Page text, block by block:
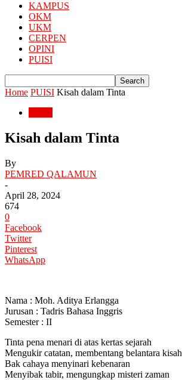
KAMPUS
OKM
UKM
CERPEN
OPINI
PUISI
Home PUISI Kisah dalam Tinta
Kisah dalam Tinta
By
PEMRED QALAMUN
-
April 28, 2024
674
0
Facebook
Twitter
Pinterest
WhatsApp
Nama : Moh. Aditya Erlangga
Jurusan : Tadris Bahasa Inggris
Semester : II
Tinta pena menari di atas kertas sejarah
Mengukir catatan, membentang belantara kisah
Bak cahaya menyinari kebenaran
Menyibak tabir, mengungkap misteri zaman